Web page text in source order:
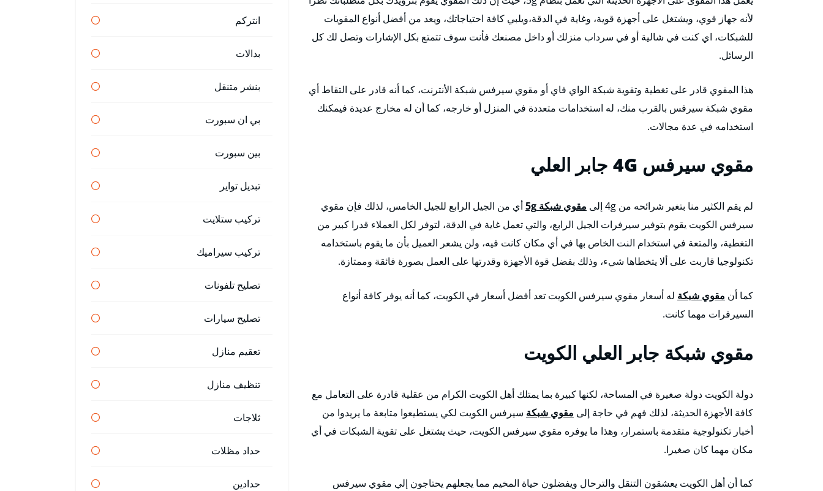
لأنه جهاز قوي، ويشتغل على أجهزة قوية، وغاية في الدقة،ويلبي كافة احتياجاتك، ويعد من أفضل أنواع المقويات
للشبكات، اي كنت في شالية أو في سرداب منزلك أو داخل مصنعك فأنت سوف تتمتع بكل الإشارات وتصل لك كل
الرسائل.
هذا المقوي قادر على تغطية وتقوية شبكة الواي فاي أو مقوي سيرفس شبكة الأنترنت، كما أنه قادر على التقاط أي
مقوي شبكة سيرفس بالقرب منك، له استخدامات متعددة في المنزل أو خارجه، كما أن له مخارج عديدة فيمكنك
استخدامه في عدة مجالات.
مقوي سيرفس 4G جابر العلي
لم يقم الكثير منا بتغير شرائحه من 4g إلى مقوي شبكة 5g
أي من الجيل الرابع للجيل الخامس، لذلك فإن مقوي
سيرفس الكويت يقوم بتوفير سيرفرات الجيل الرابع، والتي تعمل غاية في الدقة، لتوفر لكل العملاء قدرا كبير من
التغطية، والمتعة في استخدام النت الخاص بها في أي مكان كانت فيه، ولن يشعر العميل بأن ما يقوم باستخدامه
تكنولوجيا قاربت على ألا يتخطاها شيء، وذلك بفضل قوة الأجهزة وقدرتها على العمل بصورة فائقة وممتازة.
كما أن مقوي شبكة له أسعار مقوي سيرفس الكويت تعد أفضل أسعار في الكويت، كما أنه يوفر كافة أنواع
السيرفرات مهما كانت.
مقوي شبكة جابر العلي الكويت
دولة الكويت دولة صغيرة في المساحة، لكنها كبيرة بما يمتلك أهل الكويت الكرام من عقلية قادرة على التعامل مع
كافة الأجهزة الحديثة، لذلك فهم في حاجة إلى مقوي شبكة سيرفس الكويت لكي يستطيعوا متابعة ما يريدوا من
أخبار تكنولوجية متقدمة باستمرار، وهذا ما يوفره مقوي سيرفس الكويت، حيث يشتغل على تقوية الشبكات في أي
مكان مهما كان صغيرا.
كما أن أهل الكويت يعشقون التنقل والترحال ويفضلون حياة المخيم مما يجعلهم يحتاجون إلي مقوي سيرفس
انتركم
بدالات
بنشر متنقل
بي ان سبورت
بين سبورت
تبديل تواير
تركيب ستلايت
تركيب سيراميك
تصليح تلفونات
تصليح سيارات
تعقيم منازل
تنظيف منازل
ثلاجات
حداد مظلات
حدادين